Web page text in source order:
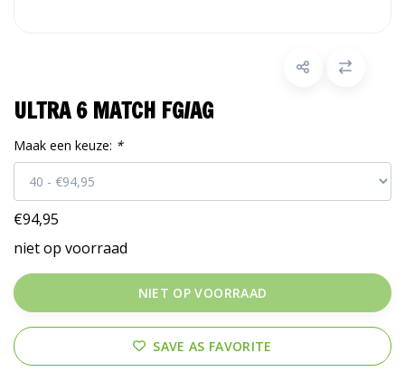
ULTRA 6 MATCH FG/AG
Maak een keuze: *
€94,95
niet op voorraad
NIET OP VOORRAAD
SAVE AS FAVORITE